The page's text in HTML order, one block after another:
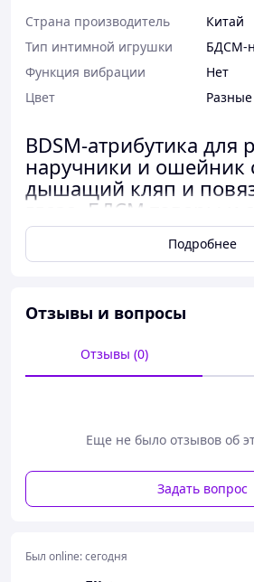
Страна производитель
Китай
Тип интимной игрушки
БДСМ-
Функция вибрации
Нет
Цвет
BDSM-атрибутика для
наручники и ошейник
дышащий кляп и
глаза, БДСМ товары и
Подробнее
Отзывы и вопросы
Отзывы (0)
Еще не было отзывов об
Задать вопрос
Был online:сегодня